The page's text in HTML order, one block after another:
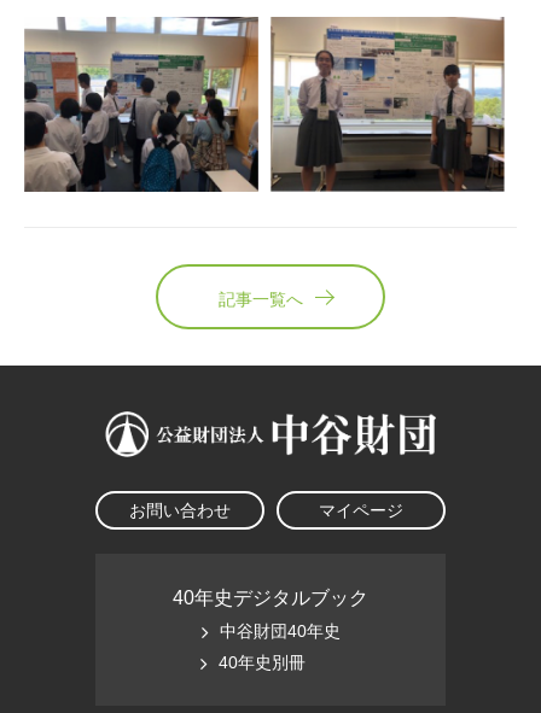
記事一覧へ
お問い合わせ マイページ
40年史デジタルブック
中谷財団40年史
40年史別冊